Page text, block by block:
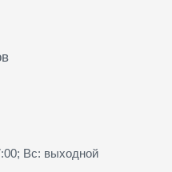
Вс: выходной